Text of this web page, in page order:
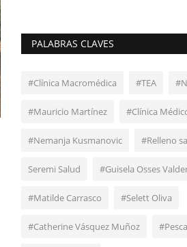
PALABRAS CLAVES
#Clínica Macromédica #TEA
#Mauricio Martínez #Clínica
#Nemanja Kusmanovic #Relleno
Seremi Salud #Guisela Osses
#Matilde Carrasco #Selett Oliva
#Catherine Vásquez Muñoz